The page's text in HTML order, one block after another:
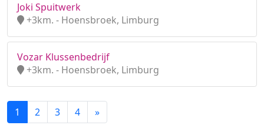
Joki Spuitwerk
+3km. - Hoensbroek, Limburg
Vozar Klussenbedrijf
+3km. - Hoensbroek, Limburg
1 2 3 4 »